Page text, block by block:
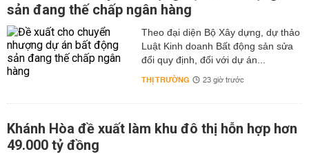
sản đang thế chấp ngân hàng
Theo đại diện Bộ Xây dựng, dự thảo
Luật Kinh doanh Bất động sản sửa
đổi quy định, đối với dự án...
THỊ TRƯỜNG 23 giờ trước
Khánh Hòa đề xuất làm khu đô thị hỗn hợp hơn
49.000 tỷ đồng